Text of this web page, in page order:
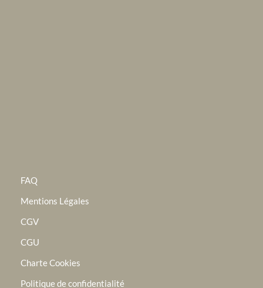
FAQ
Mentions Légales
CGV
CGU
Charte Cookies
Politique de confidentialité